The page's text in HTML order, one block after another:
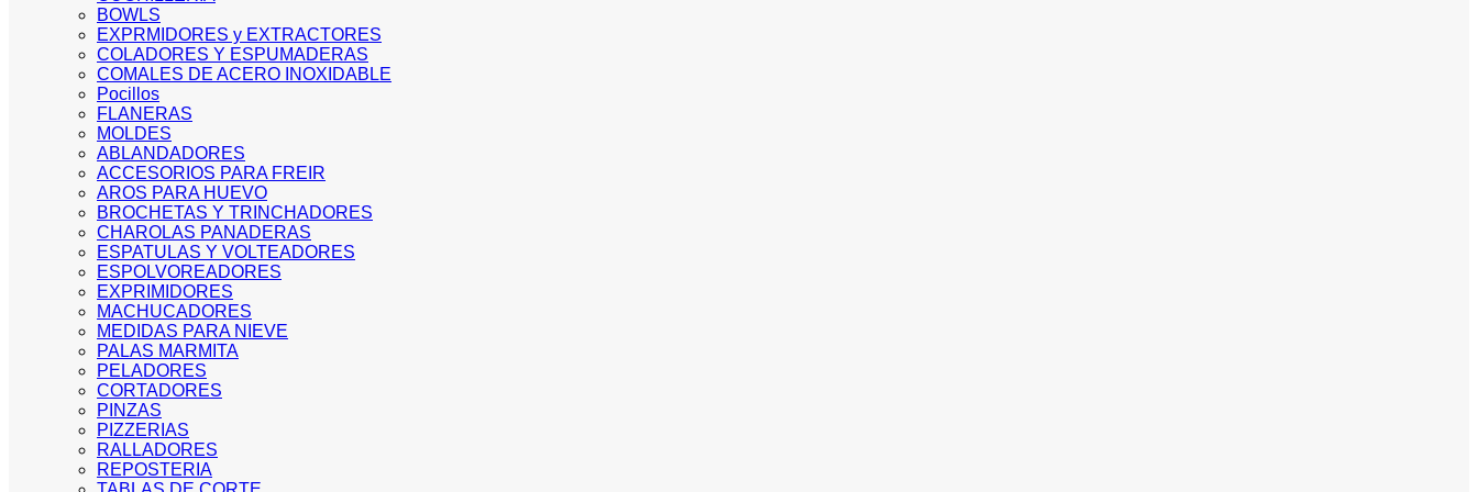
BOWLS
EXPRMIDORES y EXTRACTORES
COLADORES Y ESPUMADERAS
COMALES DE ACERO INOXIDABLE
Pocillos
FLANERAS
MOLDES
ABLANDADORES
ACCESORIOS PARA FREIR
AROS PARA HUEVO
BROCHETAS Y TRINCHADORES
CHAROLAS PANADERAS
ESPATULAS Y VOLTEADORES
ESPOLVOREADORES
EXPRIMIDORES
MACHUCADORES
MEDIDAS PARA NIEVE
PALAS MARMITA
PELADORES
CORTADORES
PINZAS
PIZZERIAS
RALLADORES
REPOSTERIA